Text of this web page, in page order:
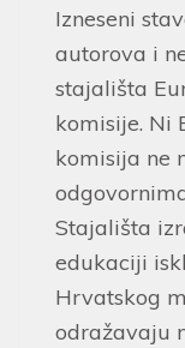
Izneseni
autorova i
stajališta
komisije. Ni
komisija ne
Stajališta
edukaciji
Hrvatskog
odražavaju